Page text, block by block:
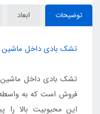
توضیحات ابعاد
تشک بادی داخل ماشین
تشک بادی داخل ماشین
فروش است که به واسطه
این محبوبیت بالا